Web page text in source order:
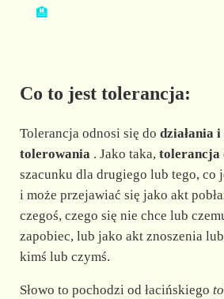
o
🏨
Co to jest tolerancja:
Tolerancja odnosi się do działania
tolerowania. Jako taka, tolerancja
szacunku dla drugiego lub tego, co
i może przejawiać się jako akt
czegoś, czego się nie chce lub
zapobiec, lub jako akt znoszenia
kimś lub czymś.
Słowo to pochodzi od łacińskiego